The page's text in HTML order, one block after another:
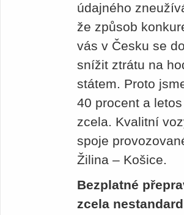
údajného
že způsob
vás v Česku se
snížit ztrátu na
státem. Proto
40 procent a
zcela. Kvalitní
spoje
Žilina – Košice.
Bezplatné
zcela